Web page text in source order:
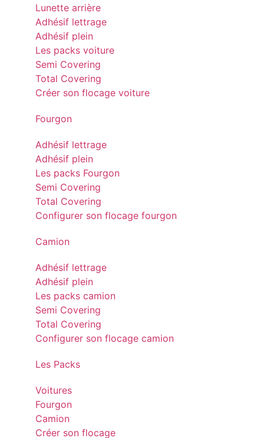
Lunette arrière
Adhésif lettrage
Adhésif plein
Les packs voiture
Semi Covering
Total Covering
Créer son flocage voiture
Fourgon
Adhésif lettrage
Adhésif plein
Les packs Fourgon
Semi Covering
Total Covering
Configurer son flocage fourgon
Camion
Adhésif lettrage
Adhésif plein
Les packs camion
Semi Covering
Total Covering
Configurer son flocage camion
Les Packs
Voitures
Fourgon
Camion
Créer son flocage